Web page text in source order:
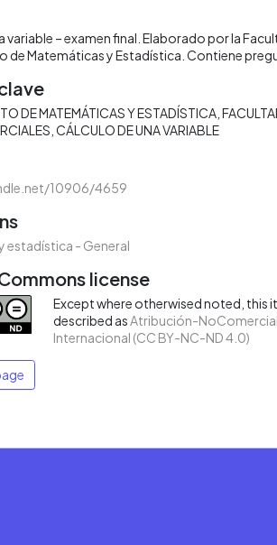
variable – examen final. Elaborado por la
de Matemáticas y Estadística. Contiene
DE MATEMÁTICAS Y ESTADÍSTICA
CÁLCULO DE UNA VARIABLE
10906/4659
estadística - General
license
Except where otherwised noted, this
described as Atribución-
Internacional (CC BY-NC-ND 4.0)